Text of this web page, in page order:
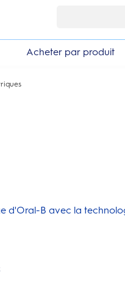
Acheter par produit
d'Oral-B avec la